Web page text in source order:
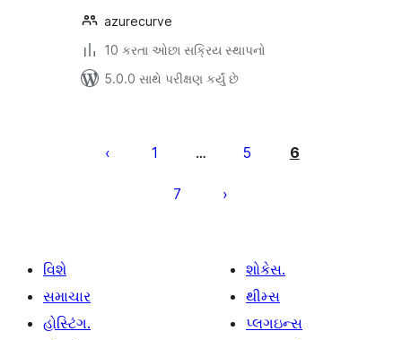
azurecurve
10 કરતા ઓછા સક્રિય સ્થાપનો
5.0.0 સાથે પરીક્ષણ કર્યું છે
પૃષ્ઠ
1 … 5 6
7
વિશે
સમાચાર
હોસ્ટિંગ.
શોકેસ.
થીમ્સ
પ્લગઇન્સ